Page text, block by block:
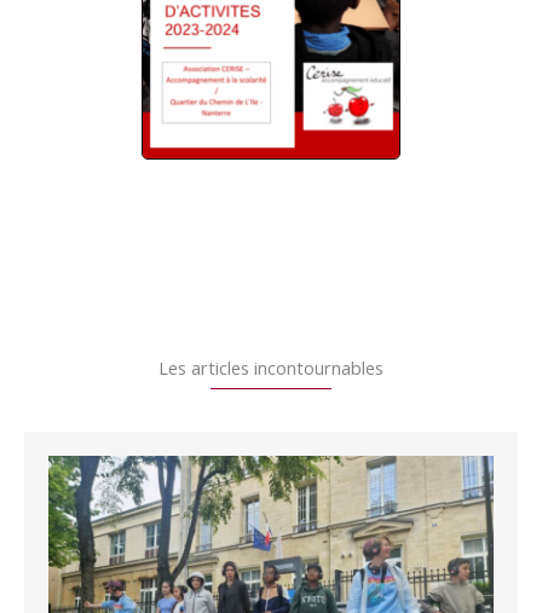
Les articles incontournables